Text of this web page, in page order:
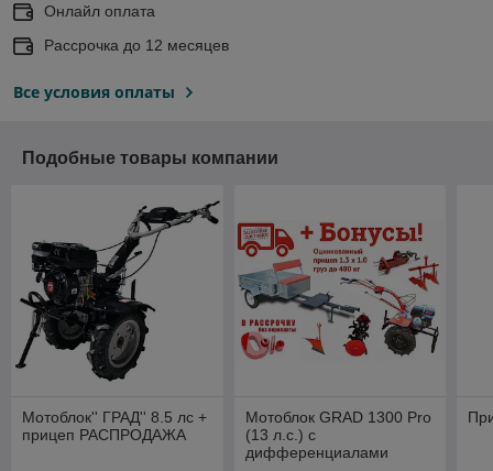
Онлайл оплата
Рассрочка до 12 месяцев
Все условия оплаты
Подобные товары компании
Мотоблок'' ГРАД'' 8.5 лс +
прицеп РАСПРОДАЖА
Мотоблок GRAD 1300 Pro
(13 л.с.) с
дифференциалами